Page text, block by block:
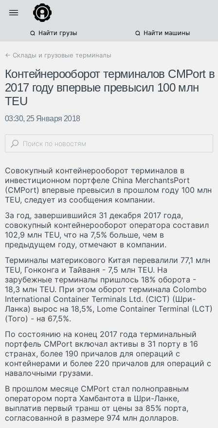
Найти грузы Найти машины
← Склады и грузовые терминалы
Контейнерооборот терминалов CMPort в
2017 году впервые превысил 100 млн
TEU
03:30, 25 Января 2018
Совокупный контейнерооборот терминалов в
инвестиционном портфеле China MerchantsPort
(CMPort) впервые превысил в прошлом году 100 млн
TEU, следует из сообщения компании.
За год, завершившийся 31 декабря 2017 года,
совокупный контейнерооборот оператора составил
102,9 млн TEU, что на 7,5% больше, чем в
предыдущем году, отмечают в компании.
Терминалы материкового Китая перевалили 77,1 млн
TEU, Гонконга и Тайваня - 7,5 млн TEU. На
зарубежные терминалы пришлось 18% оборота -
18,3 млн TEU. При этом оборот терминала Colombo
International Container Terminals Ltd. (CICT) (Шри-
Ланка) вырос на 18,5%, Lome Container Terminal (LCT)
(Того) - на 67,5%.
По состоянию на конец 2017 года терминальный
портфель CMPort включал активы в 31 порту в 16
странах, более 190 причалов для операций с
контейнерами и более 220 причалов для операций с
навалочными грузами.
В прошлом месяце CMPort стал полноправным
оператором порта Хамбантота в Шри-Ланке,
выплатив первый транш от цены за 85% порта,
согласованной в размере 974 млн долларов.